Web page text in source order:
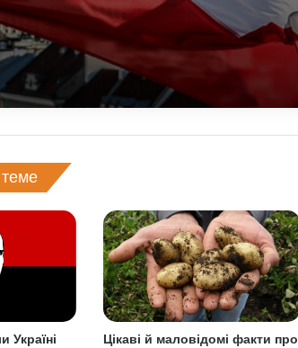
експерти
Україні
Цікаві й маловідомі факти про